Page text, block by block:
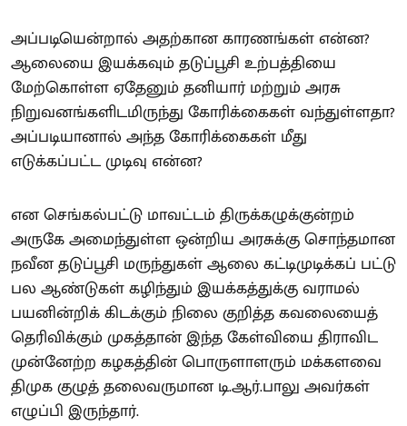
அப்படியென்றால் அதற்கான காரணங்கள் என்ன?
ஆலையை இயக்கவும் தடுப்பூசி உற்பத்தியை
மேற்கொள்ள ஏதேனும் தனியார் மற்றும் அரசு
நிறுவனங்களிடமிருந்து கோரிக்கைகள் வந்துள்ளதா?
அப்படியானால் அந்த கோரிக்கைகள் மீது
எடுக்கப்பட்ட முடிவு என்ன?
என செங்கல்பட்டு மாவட்டம் திருக்கழுக்குன்றம்
அருகே அமைந்துள்ள ஒன்றிய அரசுக்கு சொந்தமான
நவீன தடுப்பூசி மருந்துகள் ஆலை கட்டிமுடிக்கப் பட்டு
பல ஆண்டுகள் கழிந்தும் இயக்கத்துக்கு வராமல்
பயனின்றிக் கிடக்கும் நிலை குறித்த கவலையைத்
தெரிவிக்கும் முகத்தான் இந்த கேள்வியை திராவிட
முன்னேற்ற கழகத்தின் பொருளாளரும் மக்களவை
திமுக குழுத் தலைவருமான டி.ஆர்.பாலு அவர்கள்
எழுப்பி இருந்தார்.